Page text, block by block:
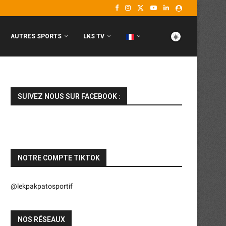
AUTRES SPORTS LKS TV
SUIVEZ NOUS SUR FACEBOOK :
NOTRE COMPTE TIKTOK
@lekpakpatosportif
NOS RÉSEAUX